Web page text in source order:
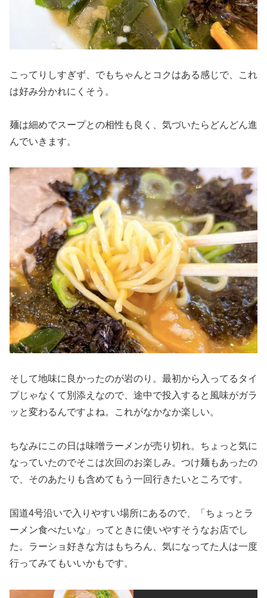
こってりしすぎず、でもちゃんとコクはある感じで、これ
は好み分かれにくそう。
麺は細めでスープとの相性も良く、気づいたらどんどん進
んでいきます。
そして地味に良かったのが岩のり。最初から入ってるタイ
プじゃなくて別添えなので、途中で投入すると風味がガラ
ッと変わるんですよね。これがなかなか楽しい。
ちなみにこの日は味噌ラーメンが売り切れ。ちょっと気に
なっていたのでそこは次回のお楽しみ。つけ麺もあったの
で、そのあたりも含めてもう一回行きたいところです。
国道4号沿いで入りやすい場所にあるので、「ちょっとラ
ーメン食べたいな」ってときに使いやすそうなお店でし
た。ラーショ好きな方はもちろん、気になってた人は一度
行ってみてもいいかもです。